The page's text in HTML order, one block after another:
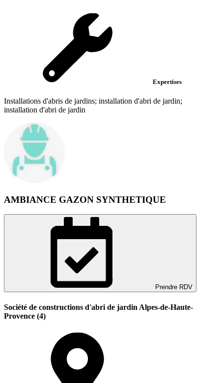
Expertises
Installations d'abris de jardins; installation d'abri de jardin;
installation d'abri de jardin
AMBIANCE GAZON SYNTHETIQUE
Prendre RDV
Société de constructions d'abri de jardin Alpes-de-Haute-
Provence (4)